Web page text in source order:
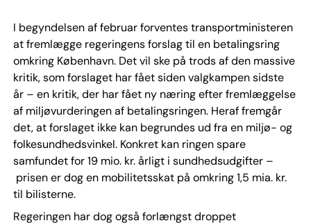
I begyndelsen af februar forventes transportministeren
at fremlægge regeringens forslag til en betalingsring
omkring København. Det vil ske på trods af den massive
kritik, som forslaget har fået siden valgkampen sidste
år – en kritik, der har fået ny næring efter fremlæggelse
af miljøvurderingen af betalingsringen. Heraf fremgår
det, at forslaget ikke kan begrundes ud fra en miljø- og
folkesundhedsvinkel. Konkret kan ringen spare
samfundet for 19 mio. kr. årligt i sundhedsudgifter –
prisen er dog en mobilitetsskat på omkring 1,5 mia. kr.
til bilisterne.
Regeringen har dog også forlængst droppet